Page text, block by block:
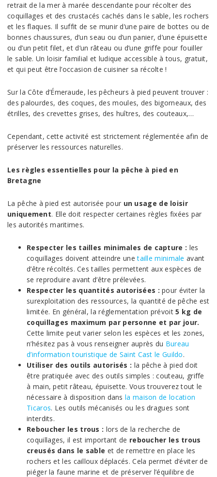
retrait de la mer à marée descendante pour récolter des
coquillages et des crustacés cachés dans le sable, les rochers
et les flaques. Il suffit de se munir d’une paire de bottes ou de
bonnes chaussures, d’un seau ou d’un panier, d’une épuisette
ou d’un petit filet, et d’un râteau ou d’une griffe pour fouiller
le sable. Un loisir familial et ludique accessible à tous, gratuit,
et qui peut être l’occasion de cuisiner sa récolte !
Sur la Côte d’Émeraude, les pêcheurs à pied peuvent trouver :
des palourdes, des coques, des moules, des bigorneaux, des
étrilles, des crevettes grises, des huîtres, des couteaux,…
Cependant, cette activité est strictement réglementée afin de
préserver les ressources naturelles.
Les règles essentielles pour la pêche à pied en
Bretagne
La pêche à pied est autorisée pour un usage de loisir
uniquement. Elle doit respecter certaines règles fixées par
les autorités maritimes.
Respecter les tailles minimales de capture : les
coquillages doivent atteindre unetaille minimale avant
d’être récoltés. Ces tailles permettent aux espèces de
se reproduire avant d’être prélevées.
Respecter les quantités autorisées : pour éviter la
surexploitation des ressources, la quantité de pêche est
limitée. En général, la réglementation prévoit5 kg de
coquillages maximum par personne et par jour.
Cette limite peut varier selon les espèces et les zones,
n’hésitez pas à vous renseigner auprès du Bureau
d’information touristique de Saint Cast le Guildo.
Utiliser des outils autorisés : la pêche à pied doit
être pratiquée avec des outils simples : couteau, griffe
à main, petit râteau, épuisette. Vous trouverez tout le
nécessaire à disposition dansla maison de location
Ticaros. Les outils mécanisés ou les dragues sont
interdits.
Reboucher les trous : lors de la recherche de
coquillages, il est important de reboucher les trous
creusés dans le sable et de remettre en place les
rochers et les cailloux déplacés. Cela permet d’éviter de
piéger la faune marine et de préserver l’équilibre de